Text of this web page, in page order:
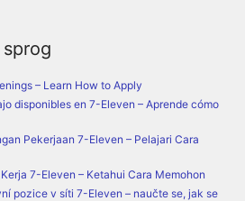
– Learn How to Apply
disponibles en 7-Eleven – Aprende cómo
Pekerjaan 7-Eleven – Pelajari Cara
7-Eleven – Ketahui Cara Memohon
pozice v síti 7-Eleven – naučte se, jak se